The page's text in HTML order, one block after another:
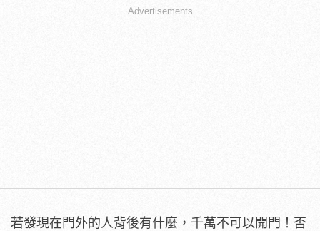
Advertisements
若發現在門外的人背後有什麼，千萬不可以開門！否